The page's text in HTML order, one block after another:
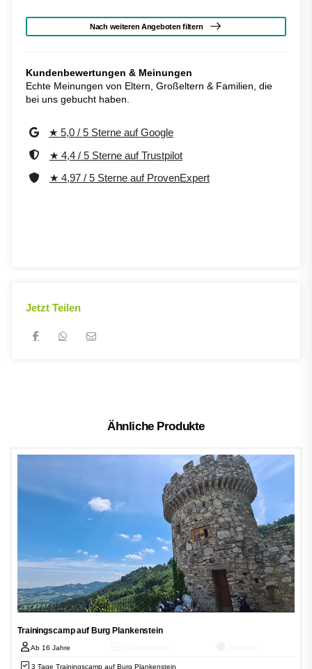
Nach weiteren Angeboten filtern
Kundenbewertungen & Meinungen
Echte Meinungen von Eltern, Großeltern & Familien, die
bei uns gebucht haben.
★ 5,0 / 5 Sterne auf Google
★ 4,4 / 5 Sterne auf Trustpilot
★ 4,97 / 5 Sterne auf ProvenExpert
Jetzt Teilen
Ähnliche Produkte
Trainingscamp auf Burg Plankenstein
Ab 16 Jahre
3 Tage Trainingscamp auf Burg Plankenstein